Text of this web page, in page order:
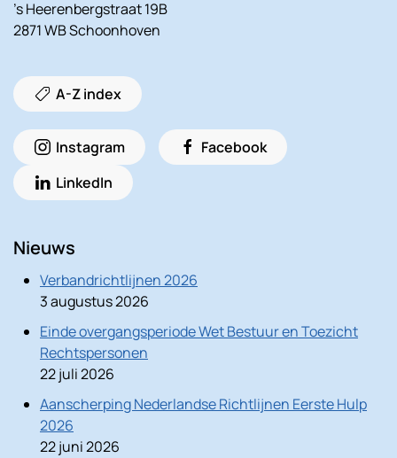
’s Heerenbergstraat 19B
2871 WB Schoonhoven
A-Z index
Instagram
Facebook
LinkedIn
Nieuws
Verbandrichtlijnen 2026
3 augustus 2026
Einde overgangsperiode Wet Bestuur en Toezicht
Rechtspersonen
22 juli 2026
Aanscherping Nederlandse Richtlijnen Eerste Hulp
2026
22 juni 2026